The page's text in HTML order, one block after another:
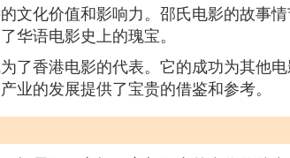
文化价值和影响力。邵氏电影的故事
华语电影史上的瑰宝。
了香港电影的代表。它的成功为其他
业的发展提供了宝贵的借鉴和参考。